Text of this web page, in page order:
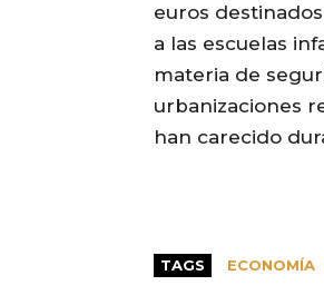
euros
a las escuelas
materia de
urbanizaciones
han carecido
TAGS ECONOMÍA